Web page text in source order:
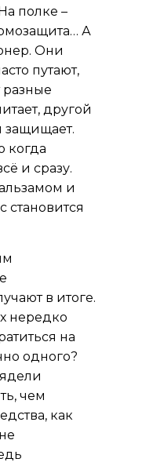
полке –
А
Они
путают,
разные
другой
защищает.
когда
и сразу.
и
в итоге.
нередко
на
одного?
чем
как